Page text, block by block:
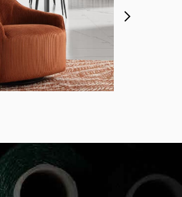
Marron